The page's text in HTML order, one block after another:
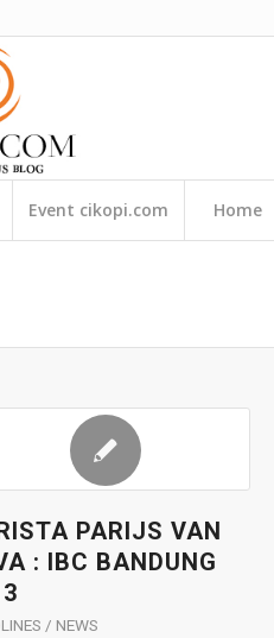
Event cikopi.com Home
PARIJS VAN
: IBC BANDUNG
/ NEWS